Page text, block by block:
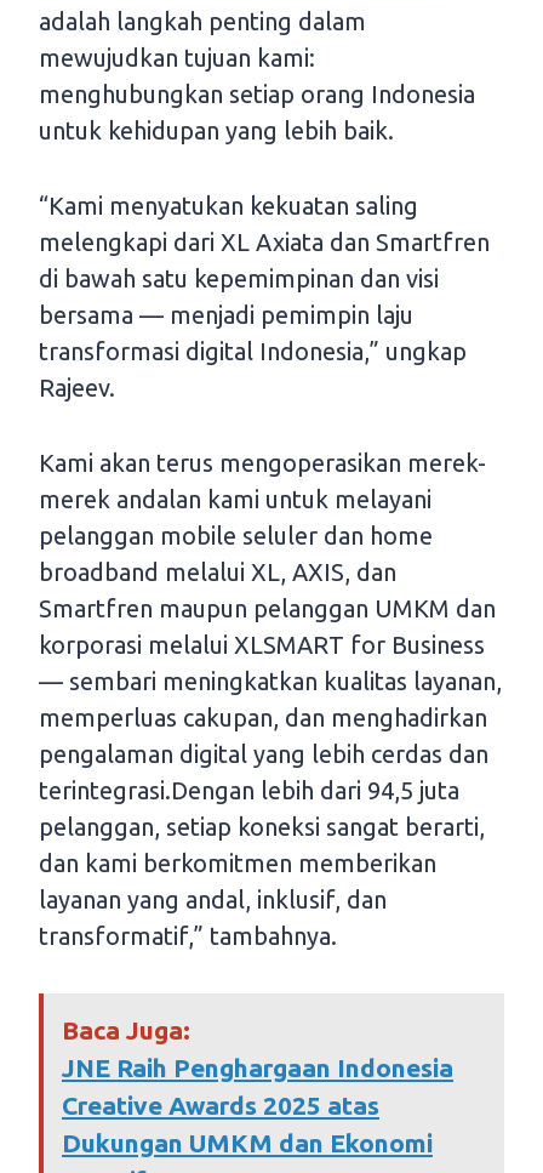
adalah langkah penting dalam
mewujudkan tujuan kami:
menghubungkan setiap orang Indonesia
untuk kehidupan yang lebih baik.
“Kami menyatukan kekuatan saling
melengkapi dari XL Axiata dan Smartfren
di bawah satu kepemimpinan dan visi
bersama — menjadi pemimpin laju
transformasi digital Indonesia,” ungkap
Rajeev.
Kami akan terus mengoperasikan merek-
merek andalan kami untuk melayani
pelanggan mobile seluler dan home
broadband melalui XL, AXIS, dan
Smartfren maupun pelanggan UMKM dan
korporasi melalui XLSMART for Business
— sembari meningkatkan kualitas layanan,
memperluas cakupan, dan menghadirkan
pengalaman digital yang lebih cerdas dan
terintegrasi.Dengan lebih dari 94,5 juta
pelanggan, setiap koneksi sangat berarti,
dan kami berkomitmen memberikan
layanan yang andal, inklusif, dan
transformatif,” tambahnya.
Baca Juga:
JNE Raih Penghargaan Indonesia
Creative Awards 2025 atas
Dukungan UMKM dan Ekonomi